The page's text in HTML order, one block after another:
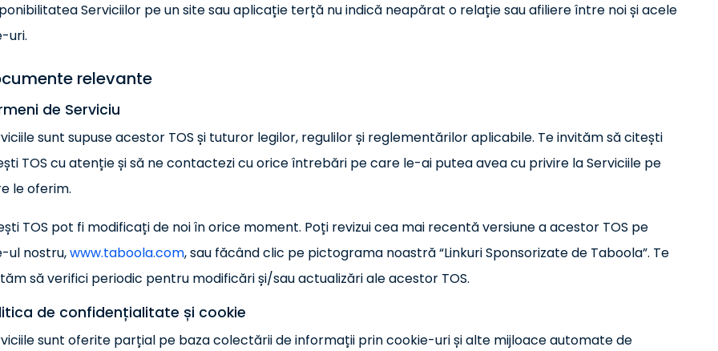
Serviciilor pe un site sau aplicație terță nu indică neapărat o relație sau afiliere între noi și acele
uri.
relevante
de Serviciu
sunt supuse acestor TOS și tuturor legilor, regulilor și reglementărilor aplicabile. Te invităm să citești
TOS cu atenție și să ne contactezi cu orice întrebări pe care le-ai putea avea cu privire la Serviciile pe
le oferim.
TOS pot fi modificați de noi în orice moment. Poți revizui cea mai recentă versiune a acestor TOS pe
ul nostru,www.taboola.com, sau făcând clic pe pictograma noastră “Linkuri Sponsorizate de Taboola”. Te
să verifici periodic pentru modificări și/sau actualizări ale acestor TOS.
de confidențialitate și cookie
sunt oferite parțial pe baza colectării de informații prin cookie-uri și alte mijloace automate de